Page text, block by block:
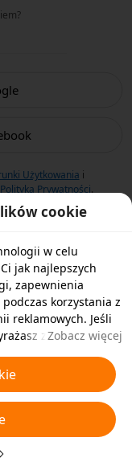
Użytkowania i
Polityka Prywatności.
cookie
w celu
jak najlepszych
zapewnienia
korzystania z
reklamowych. Jeśli
zgodę na
w celach
wszystkie”,
lub wybrać typy
wyłączyć,
lub w dowolnej
więcej
Zobacz więcej